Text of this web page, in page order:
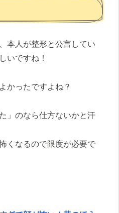
本人が整形と公言してい
いですね！
かったですよね？
」のなら仕方ないかと汗
くなるので限度が必要で